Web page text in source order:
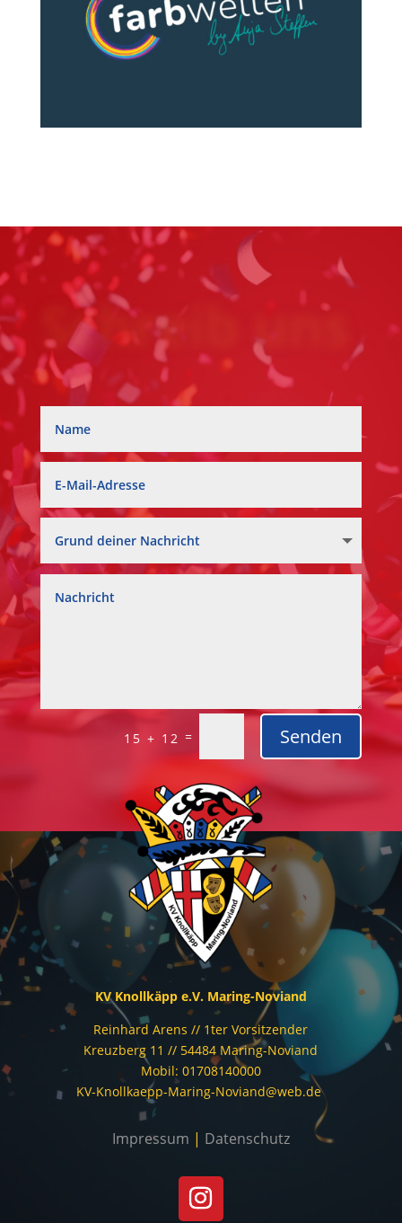
Schreib uns
15 + 12 = Senden
KV Knollkäpp e.V. Maring-Noviand
Reinhard Arens // 1ter Vorsitzender
Kreuzberg 11 // 54484 Maring-Noviand
Mobil: 01708140000
KV-Knollkaepp-Maring-Noviand@web.de
Impressum | Datenschutz